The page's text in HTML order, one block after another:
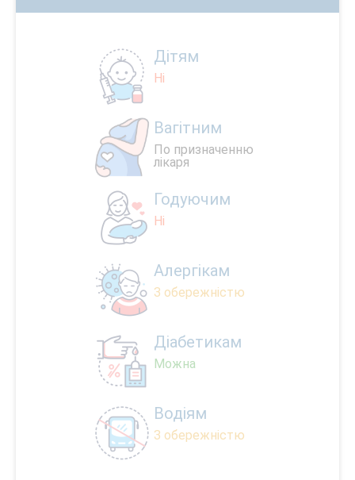
Дітям
Ні
Вагітним
По призначенню
лікаря
Годуючим
Ні
Алергікам
З обережністю
Діабетикам
Можна
Водіям
З обережністю